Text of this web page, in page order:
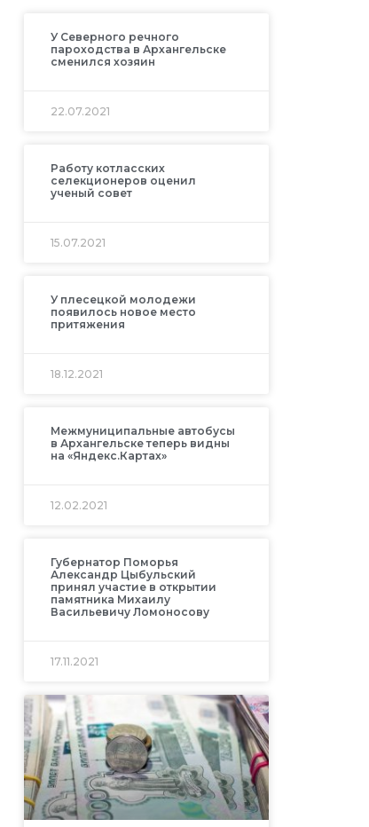
У Северного речного
пароходства в Архангельске
сменился хозяин
22.07.2021
Работу котласских
селекционеров оценил
ученый совет
15.07.2021
У плесецкой молодежи
появилось новое место
притяжения
18.12.2021
Межмуниципальные автобусы
в Архангельске теперь видны
на «Яндекс.Картах»
12.02.2021
Губернатор Поморья
Александр Цыбульский
принял участие в открытии
памятника Михаилу
Васильевичу Ломоносову
17.11.2021